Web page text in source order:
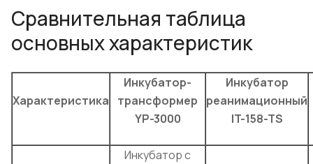
Сравнительная таблица
основных характеристик
Характеристика
Инкубатор-
трансформер
YP-3000
Инкубатор
реанимационный
IT-158-TS
Инкубатор с